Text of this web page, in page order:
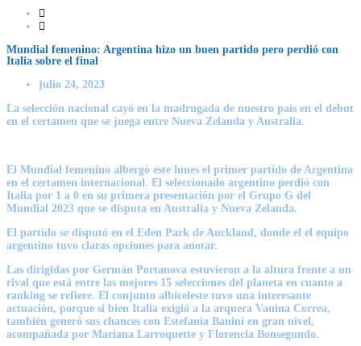
Mundial femenino: Argentina hizo un buen partido pero perdió con
Italia sobre el final
julio 24, 2023
La selección nacional cayó en la madrugada de nuestro país en el debut
en el certamen que se juega entre Nueva Zelanda y Australia.
El Mundial femenino albergó este lunes el primer partido de Argentina
en el certamen internacional. El seleccionado argentino perdió con
Italia por 1 a 0 en su primera presentación por el Grupo G del
Mundial 2023 que se disputa en Australia y Nueva Zelanda.
El partido se disputó en el Eden Park de Auckland, donde el el equipo
argentino tuvo claras opciones para anotar.
Las dirigidas por Germán Portanova estuvieron a la altura frente a un
rival que está entre las mejores 15 selecciones del planeta en cuanto a
ranking se refiere. El conjunto albiceleste tuvo una interesante
actuación, porque si bien Italia exigió a la arquera Vanina Correa,
también generó sus chances con Estefanía Banini en gran nivel,
acompañada por Mariana Larroquette y Florencia Bonsegundo.